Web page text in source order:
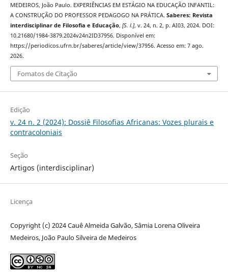
MEDEIROS, João Paulo. EXPERIÊNCIAS EM ESTÁGIO NA EDUCAÇÃO INFANTIL:
A CONSTRUÇÃO DO PROFESSOR PEDAGOGO NA PRÁTICA. Saberes: Revista
interdisciplinar de Filosofia e Educação, [S. l.], v. 24, n. 2, p. AI03, 2024. DOI:
10.21680/1984-3879.2024v24n2ID37956. Disponível em:
https://periodicos.ufrn.br/saberes/article/view/37956. Acesso em: 7 ago.
2026.
Fomatos de Citação
Edição
v. 24 n. 2 (2024): Dossiê Filosofias Africanas: Vozes plurais e
contracoloniais
Seção
Artigos (interdisciplinar)
Licença
Copyright (c) 2024 Cauê Almeida Galvão, Sâmia Lorena Oliveira
Medeiros, João Paulo Silveira de Medeiros